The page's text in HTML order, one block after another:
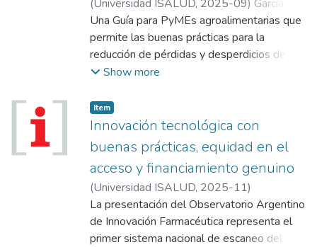
(Universidad ISALUD, 2025-09) García,
Walter;De Nicola, Matías;Lorenzi, Mariana;
Lorenzi, María José
Una Guía para PyMEs agroalimentarias que
permite las buenas prácticas para la
reducción de pérdidas y desperdicios de
alimentos. Una herramienta eficaz a la hora
y ambientales...
Show more
Item
Innovación tecnológica con
buenas prácticas, equidad en el
acceso y financiamiento genuino
(Universidad ISALUD, 2025-11)
La presentación del Observatorio Argentino
de Innovación Farmacéutica representa el
primer sistema nacional de escaneo del